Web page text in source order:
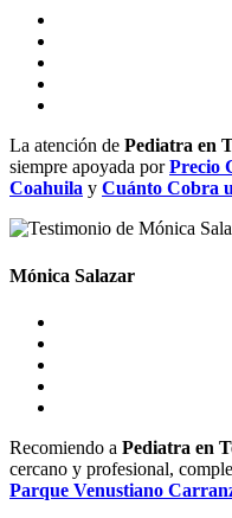
La atención de Pediatra en
siempre apoyada porPrecio
Coahuila y Cuánto Cobra
Mónica Salazar
Recomiendo a Pediatra en
cercano y profesional,
Parque Venustiano